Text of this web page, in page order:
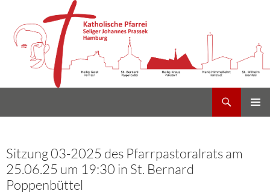
Sitzung 03-2025 des Pfarrpastoralrats am
25.06.25 um 19:30 in St. Bernard
Poppenbüttel